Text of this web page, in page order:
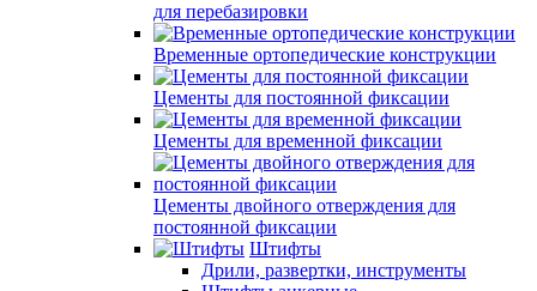
для перебазировки
Временные ортопедические конструкции
Цементы для постоянной фиксации
Цементы для временной фиксации
Цементы двойного отверждения для
постоянной фиксации
Штифты
Дрили, развертки, инструменты